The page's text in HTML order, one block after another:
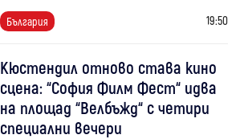
България 19:50
Кюстендил отново става кино
сцена: “София Филм Фест“ идва
на площад “Велбъжд“ с четири
специални вечери